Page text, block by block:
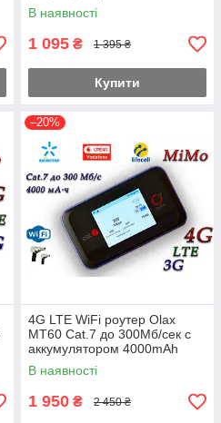
В наявності
1 095 ₴ 1 395 ₴
Купити
–20%
4G LTE WiFi роутер Olax
MT60 Cat.7 до 300Мб/сек с
аккумулятором 4000mAh
Киевстар, Vodafone, Lifecell
MiMo
В наявності
1 950 ₴ 2 450 ₴